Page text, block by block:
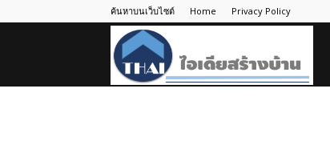
ค้นหาบนเว็บไซต์ Home Privacy Policy